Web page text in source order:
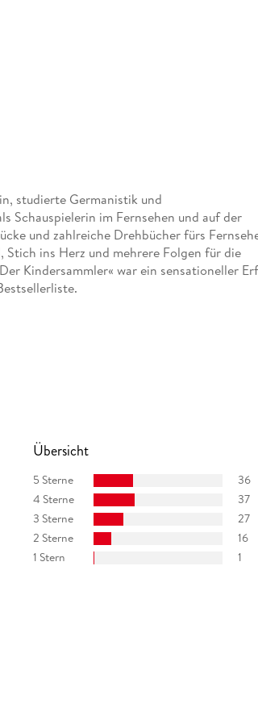
studierte Germanistik und
Schauspielerin im Fernsehen und auf der
und zahlreiche Drehbücher fürs
Stich ins Herz und mehrere Folgen für die
Kindersammler« war ein sensationeller
Übersicht
5 Sterne
36
4 Sterne
37
3 Sterne
27
2 Sterne
16
1 Stern
1